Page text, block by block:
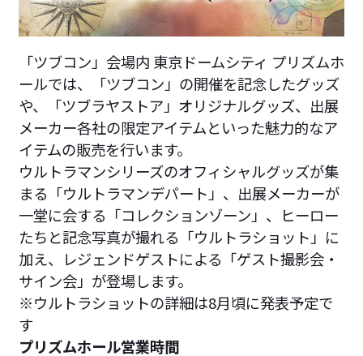
「ツブコン」会場内 東京ドームシティ プリズムホ
ールでは、「ツブコン」の開催を記念したグッズ
や、「ツブラヤストア」オリジナルグッズ、出展
メーカー各社の限定アイテムといった魅力的なア
イテムの販売を行います。
ウルトラマンシリーズのオフィシャルグッズが集
まる「ウルトラマンデパート」、出展メーカーが
一堂に会する「コレクションゾーン」、ヒーロー
たちと記念写真が撮れる「ウルトラショット」に
加え、レジェンドゲストによる「ゲスト撮影会・
サイン会」が登場します。
※ウルトラショットの詳細は8月頃に発表予定で
す
プリズムホール営業時間